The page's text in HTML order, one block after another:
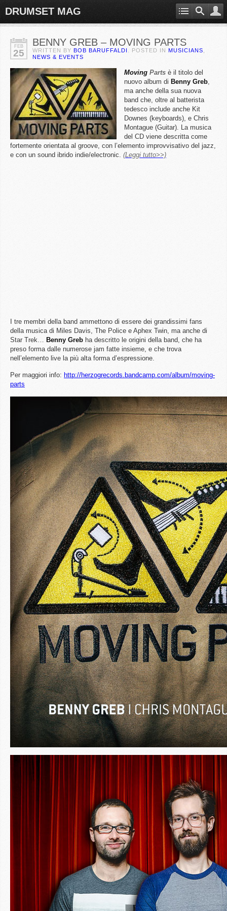
DRUMSET MAG
FEB
25
BENNY GREB – MOVING PARTS
WRITTEN BY BOB BARUFFALDI . POSTED IN MUSICIANS
NEWS & EVENTS
Moving Parts è il titolo del
nuovo album di Benny Greb,
ma anche della sua nuova
band che, oltre al batterista
tedesco include anche Kit
Downes (keyboards), e Chris
Montague (Guitar). La musica
del CD viene descritta come
fortemente orientata al groove, con l’elemento improvvisativo del jazz,
e con un sound ibrido indie/electronic. (Leggi tutto>>)
I tre membri della band ammettono di essere dei grandissimi fans
della musica di Miles Davis, The Police e Aphex Twin, ma anche di
Star Trek… Benny Greb ha descritto le origini della band, che ha
preso forma dalle numerose jam fatte insieme, e che trova
nell’elemento live la più alta forma d’espressione.
Per maggiori info: http://herzogrecords.bandcamp.com/album/moving-
parts